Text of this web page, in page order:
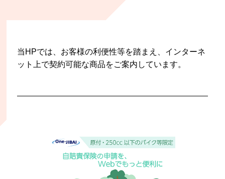
当HPでは、お客様の利便性等を踏まえ、インターネ
ット上で契約可能な商品をご案内しています。